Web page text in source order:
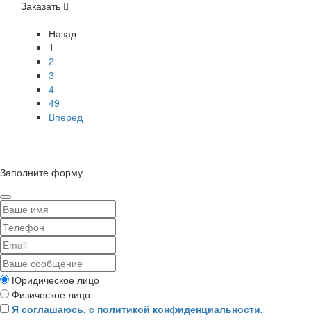
Заказать
Назад
1
2
3
4
49
Вперед
Заполните форму
Юридическое лицо
Физическое лицо
Я соглашаюсь, с политикой конфиденциальности.